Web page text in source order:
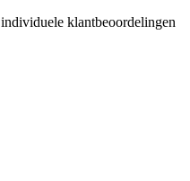
individuele klantbeoordelingen